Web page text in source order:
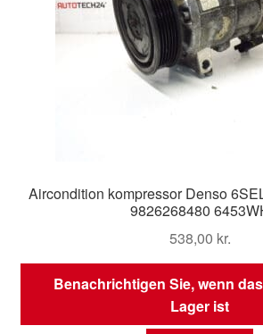
Min Konto
Aircondition kompressor Denso
9826268480
538,00 kr.
Benachrichtigen Sie, wenn
Lager ist